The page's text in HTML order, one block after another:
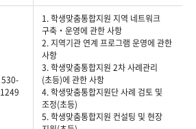
530-
1249
1. 학생맞춤통합지원 지역 네트워크
구축‧운영에 관한 사항
2. 지역기관 연계 프로그램 운영에 관한
사항
3. 학생맞춤통합지원 2차 사례관리
(초등)에 관한 사항
4. 학생맞춤통합지원단 사례 검토 및
조정(초등)
5. 학생맞춤통합지원 컨설팅 및 현장